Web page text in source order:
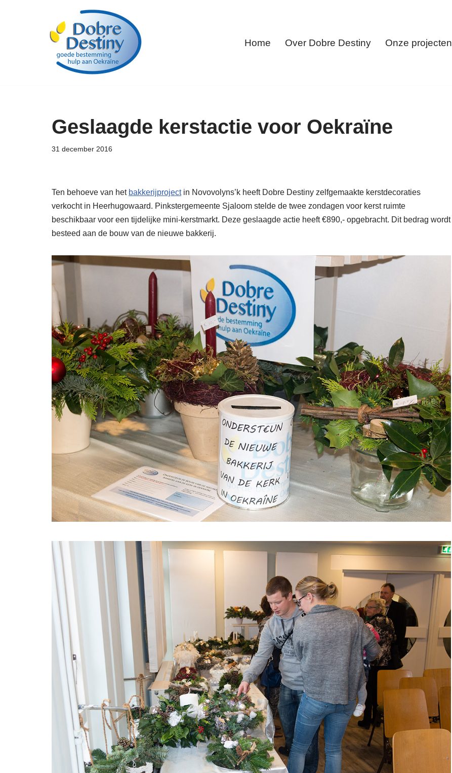
Home Over Dobre Destiny Onze projecten
Geslaagde kerstactie voor Oekraïne
31 december 2016
Ten behoeve van het bakkerijprojectin Novovolyns’k heeft Dobre Destiny zelfgemaakte kerstdecoraties
verkocht in Heerhugowaard. Pinkstergemeente Sjaloom stelde de twee zondagen voor kerst ruimte
beschikbaar voor een tijdelijke mini-kerstmarkt. Deze geslaagde actie heeft €890,- opgebracht. Dit bedrag wordt
besteed aan de bouw van de nieuwe bakkerij.